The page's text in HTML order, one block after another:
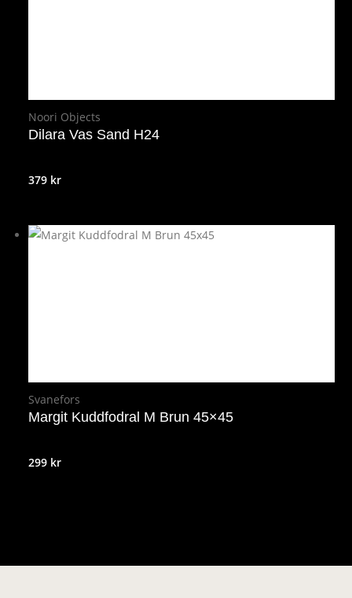
Noori Objects
Dilara Vas Sand H24
379 kr
Svanefors
Margit Kuddfodral M Brun 45×45
299 kr